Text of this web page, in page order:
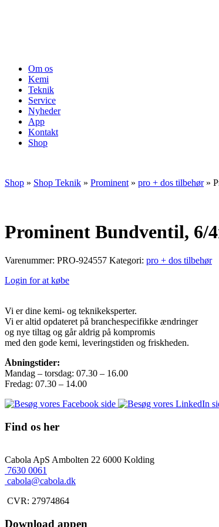
Om os
Kemi
Teknik
Service
Nyheder
App
Kontakt
Shop
Shop » Shop Teknik » Prominent » pro + dos tilbehør»
Prominent Bundventil, 6/
Varenummer: PRO-924557 Kategori: pro + dos tilbehør
Login for at købe
Vi er dine kemi- og teknikeksperter.
Vi er altid opdateret på branchespecifikke ændringer
og nye tiltag og går aldrig på kompromis
med den gode kemi, leveringstiden og friskheden.
Åbningstider:
Mandag – torsdag: 07.30 – 16.00
Fredag: 07.30 – 14.00
Find os her
Cabola ApS Ambolten 22 6000 Kolding
7630 0061
cabola@cabola.dk
CVR: 27974864
Download appen